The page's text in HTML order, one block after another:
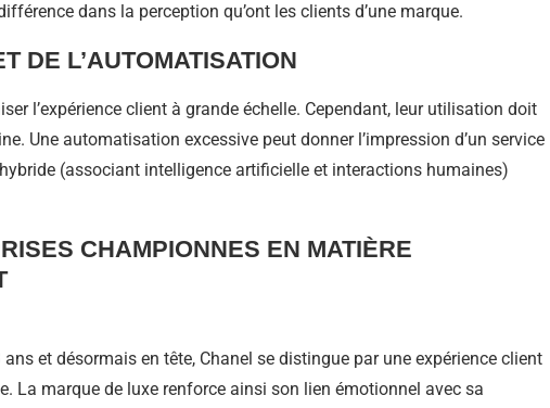
dans la perception qu’ont les clients d’une marque.
DE L’AUTOMATISATION
l’expérience client à grande échelle. Cependant, leur utilisation doit
Une automatisation excessive peut donner l’impression d’un service
(associant intelligence artificielle et interactions humaines)
CHAMPIONNES EN MATIÈRE
et désormais en tête, Chanel se distingue par une expérience client
La marque de luxe renforce ainsi son lien émotionnel avec sa